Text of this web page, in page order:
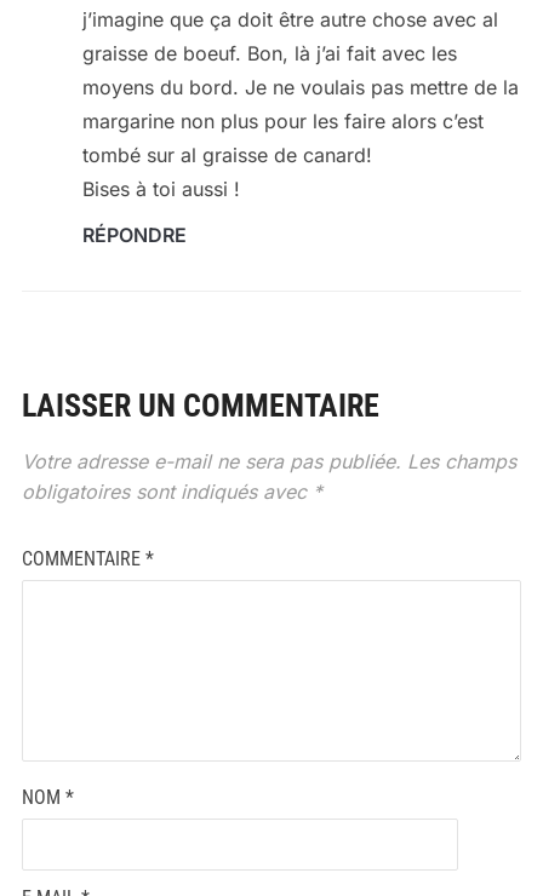
j’imagine que ça doit être autre chose avec al
graisse de boeuf. Bon, là j’ai fait avec les
moyens du bord. Je ne voulais pas mettre de la
margarine non plus pour les faire alors c’est
tombé sur al graisse de canard!
Bises à toi aussi !
RÉPONDRE
LAISSER UN COMMENTAIRE
Votre adresse e-mail ne sera pas publiée. Les champs
obligatoires sont indiqués avec *
COMMENTAIRE *
NOM *